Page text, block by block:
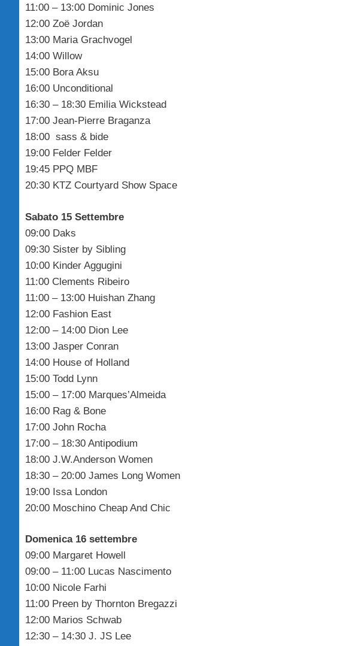
11:00 – 13:00 Dominic Jones
12:00 Zoë Jordan
13:00 Maria Grachvogel
14:00 Willow
15:00 Bora Aksu
16:00 Unconditional
16:30 – 18:30 Emilia Wickstead
17:00 Jean-Pierre Braganza
18:00 sass & bide
19:00 Felder Felder
19:45 PPQ MBF
20:30 KTZ Courtyard Show Space
Sabato 15 Settembre
09:00 Daks
09:30 Sister by Sibling
10:00 Kinder Aggugini
11:00 Clements Ribeiro
11:00 – 13:00 Huishan Zhang
12:00 Fashion East
12:00 – 14:00 Dion Lee
13:00 Jasper Conran
14:00 House of Holland
15:00 Todd Lynn
15:00 – 17:00 Marques’Almeida
16:00 Rag & Bone
17:00 John Rocha
17:00 – 18:30 Antipodium
18:00 J.W.Anderson Women
18:30 – 20:00 James Long Women
19:00 Issa London
20:00 Moschino Cheap And Chic
Domenica 16 settembre
09:00 Margaret Howell
09:00 – 11:00 Lucas Nascimento
10:00 Nicole Farhi
11:00 Preen by Thornton Bregazzi
12:00 Marios Schwab
12:30 – 14:30 J. JS Lee